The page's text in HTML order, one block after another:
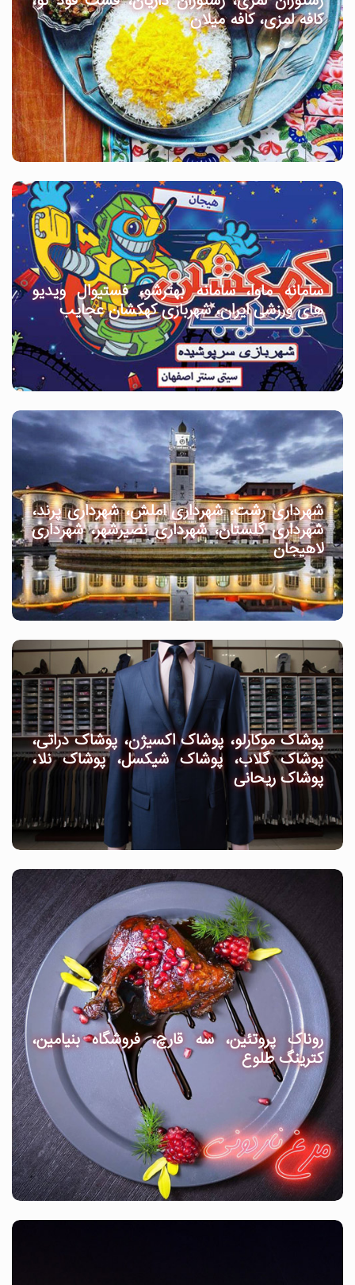
کافه لمزی، کافه میلان
سامانه ماوا، سامانه بهترشو، فستیوال ویدیو
های ورزشی ایران، شهربازی کهکشان عجایب
شهرداری رشت، شهرداری املش، شهرداری پرند،
شهرداری گلستان، شهرداری نصیرشهر، شهرداری
لاهیجان
پوشاک موکارلو، پوشاک اکسیژن، پوشاک دراتی،
پوشاک گلاب، پوشاک شیکسل، پوشاک نلا،
پوشاک ریحانی
روناک پروتئین، سه قارچ، فروشگاه بنیامین،
کترینگ طلوع